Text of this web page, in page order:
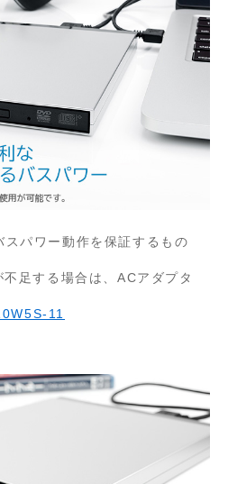
パワー動作を保証するもの
足する場合は、ACアダプタ
11